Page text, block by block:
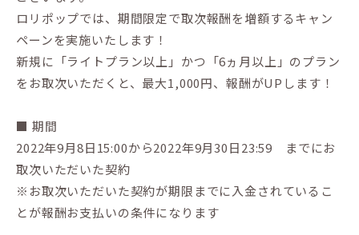
ロリポップでは、期間限定で取次報酬を増額するキャン
ペーンを実施いたします！
新規に「ライトプラン以上」かつ「6ヵ月以上」のプラン
をお取次いただくと、最大1,000円、報酬がUPします！
■ 期間
2022年9月8日15:00から2022年9月30日23:59 までにお
取次いただいた契約
※お取次いただいた契約が期限までに入金されているこ
とが報酬お支払いの条件になります